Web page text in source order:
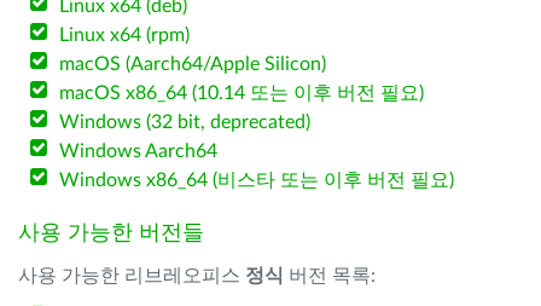
Linux x64 (deb)
Linux x64 (rpm)
macOS (Aarch64/Apple Silicon)
macOS x86_64 (10.14 또는 이후 버전 필요)
Windows (32 bit, deprecated)
Windows Aarch64
Windows x86_64 (비스타 또는 이후 버전 필요)
사용 가능한 버전들
사용 가능한 리브레오피스 정식 버전 목록: